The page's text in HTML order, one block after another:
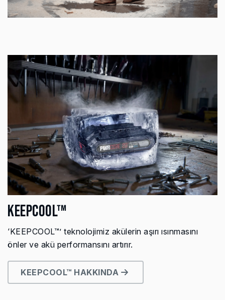
KEEPCOOL™
‘KEEPCOOL™’ teknolojimiz akülerin aşırı ısınmasını
önler ve akü performansını artırır.
KEEPCOOL™ HAKKINDA